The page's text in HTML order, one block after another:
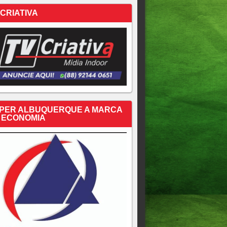
ALBUQUERQUE A MARCA
ECONOMIA